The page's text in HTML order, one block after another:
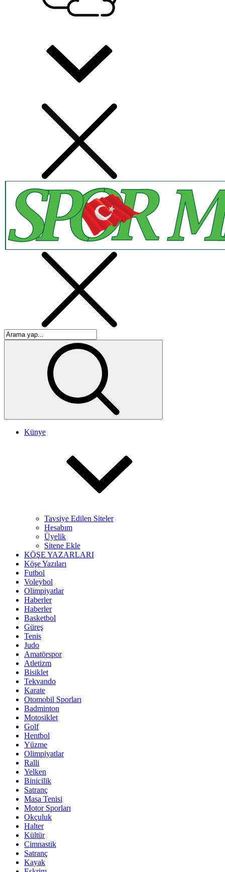
Künye
Tavsiye Edilen Siteler
Hesabım
Üyelik
Sitene Ekle
KÖŞE YAZARLARI
Köşe Yazıları
Futbol
Voleybol
Olimpiyatlar
Haberler
Haberler
Basketbol
Güreş
Tenis
Judo
Amatörspor
Atletizm
Bisiklet
Tekvando
Karate
Otomobil Sporları
Badminton
Motosiklet
Golf
Hentbol
Yüzme
Olimpiyatlar
Ralli
Yelken
Binicilik
Satranç
Masa Tenisi
Motor Sporları
Okçuluk
Halter
Kültür
Cimnastik
Satranç
Kayak